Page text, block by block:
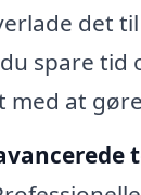
det
spare tid
at